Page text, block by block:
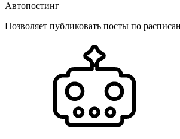
Автопостинг
Позволяет публиковать посты по